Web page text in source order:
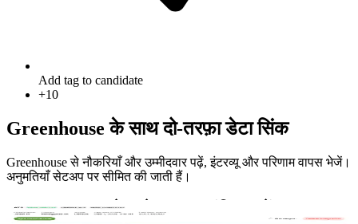
Add tag to candidate
+10
Greenhouse के साथ दो‑तरफ़ा डेटा सिंक
Greenhouse से नौकरियाँ और उम्मीदवार पढ़ें, इंटरव्यू और परिणाम वापस भेजें।
अनुमतियाँ सेटअप पर सीमित की जाती हैं।
Greenhouse से कनेक्शन प्रबंधित करें